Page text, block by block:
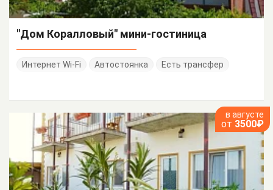
"Дом Коралловый" мини-гостиница
Интернет Wi-Fi Автостоянка Есть трансфер
в августе
от 3500₽